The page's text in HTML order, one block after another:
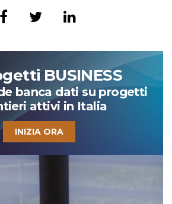
BUSINESS
banca dati su progetti
attivi in Italia
INIZIA ORA